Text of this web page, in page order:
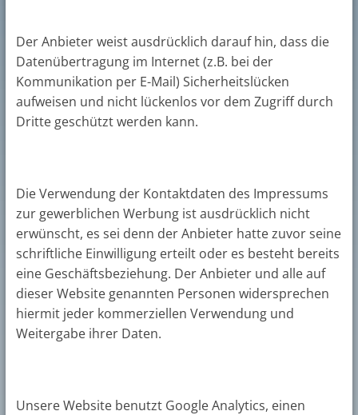
Der Anbieter weist ausdrücklich darauf hin, dass die
Datenübertragung im Internet (z.B. bei der
Kommunikation per E-Mail) Sicherheitslücken
aufweisen und nicht lückenlos vor dem Zugriff durch
Dritte geschützt werden kann.
Die Verwendung der Kontaktdaten des Impressums
zur gewerblichen Werbung ist ausdrücklich nicht
erwünscht, es sei denn der Anbieter hatte zuvor seine
schriftliche Einwilligung erteilt oder es besteht bereits
eine Geschäftsbeziehung. Der Anbieter und alle auf
dieser Website genannten Personen widersprechen
hiermit jeder kommerziellen Verwendung und
Weitergabe ihrer Daten.
Unsere Website benutzt Google Analytics, einen